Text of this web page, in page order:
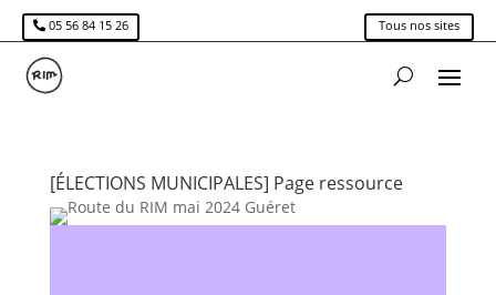
05 56 84 15 26 Tous nos sites
[ÉLECTIONS MUNICIPALES] Page ressource